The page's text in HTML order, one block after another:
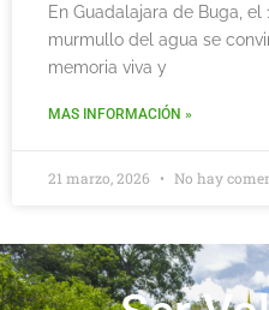
En Guadalajara de Buga, el
murmullo del agua se
memoria viva y
MAS INFORMACIÓN »
21 marzo, 2026 No hay